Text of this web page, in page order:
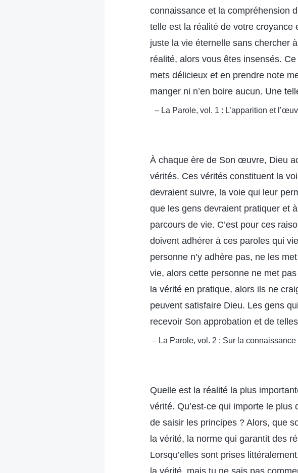
connaissance et la compréhension
telle est la réalité de votre
juste la vie éternelle sans chercher
réalité, alors vous êtes insensés.
mets délicieux et en prendre note
manger ni n’en boire aucun. Une
– La Parole, vol. 1 : L’apparition et
À chaque ère de Son œuvre, Dieu
vérités. Ces vérités constituent la
devraient suivre, la voie qui leur
que les gens devraient pratiquer et
parcours de vie. C’est pour ces
doivent adhérer à ces paroles qui
personne n’y adhère pas, ne les
vie, alors cette personne ne met
la vérité en pratique, alors ils ne
peuvent satisfaire Dieu. Les gens
recevoir Son approbation et de
– La Parole, vol. 2 : Sur la
Quelle est la réalité la plus
vérité. Qu’est-ce qui importe le plus
de saisir les principes ? Alors, que
la vérité, la norme qui garantit des
Lorsqu’elles sont prises
la vérité, mais tu ne sais pas